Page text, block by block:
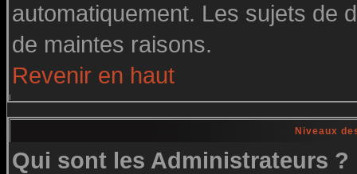
automatiquement. Les sujets de
de maintes raisons.
Revenir en haut
Niveaux
Qui sont les Administrateurs ?